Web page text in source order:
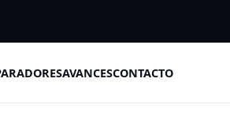
AVANCESCONTACTO